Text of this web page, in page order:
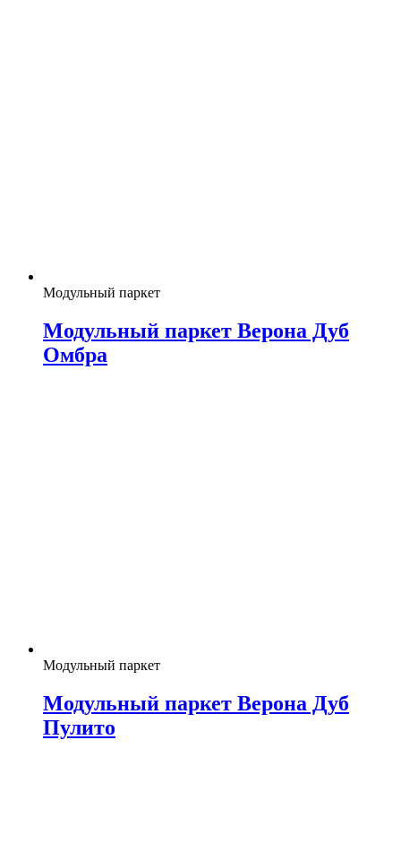
Модульный паркет
Модульный паркет Верона Дуб
Омбра
Модульный паркет
Модульный паркет Верона Дуб
Пулито